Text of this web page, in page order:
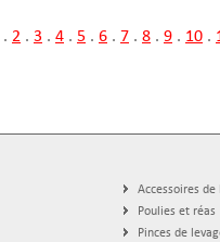
. 2 . 3 . 4 . 5 . 6 . 7 . 8 . 9 . 10 .
Accessoires de
Poulies et réas
Pinces de